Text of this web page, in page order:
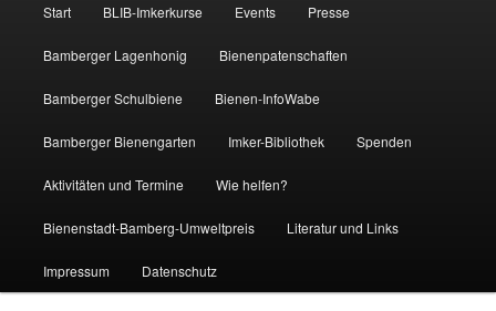
Start BLIB-Imkerkurse Events Presse
Bamberger Lagenhonig Bienenpatenschaften
Bamberger Schulbiene Bienen-InfoWabe
Bamberger Bienengarten Imker-Bibliothek Spenden
Aktivitäten und Termine Wie helfen?
Bienenstadt-Bamberg-Umweltpreis Literatur und Links
Impressum Datenschutz